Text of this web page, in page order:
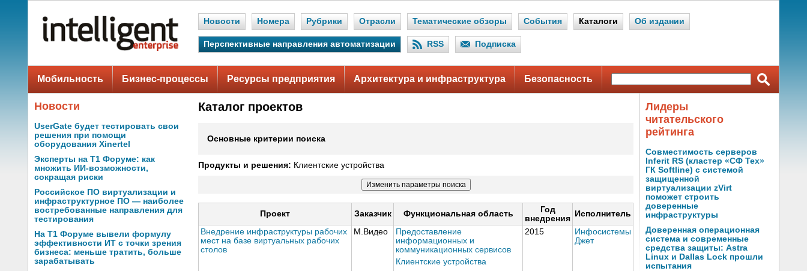
Новости Номера Рубрики Отрасли Тематические обзоры События Каталоги Об издании
Перспективные направления автоматизации RSS Подписка
Мобильность Бизнес-процессы Ресурсы предприятия Архитектура и инфраструктура Безопасность
Новости
UserGate будет тестировать свои
решения при помощи
оборудования Xinertel
Эксперты на Т1 Форуме: как
множить ИИ-возможности,
сокращая риски
Российское ПО виртуализации и
инфраструктурное ПО — наиболее
востребованные направления для
тестирования
На Т1 Форуме вывели формулу
эффективности ИТ с точки зрения
бизнеса: меньше тратить, больше
зарабатывать
Каталог проектов
Основные критерии поиска
Продукты и решения: Клиентские устройства
Проект Заказчик Функциональная область
Год
внедрения
Исполнитель
Внедрение инфраструктуры рабочих
мест на базе виртуальных рабочих
столов
М.Видео
Предоставление
информационных и
коммуникационных сервисов
Клиентские устройства
2015
Инфосистемы
Джет
Лидеры
читательского
рейтинга
Совместимость серверов
Inferit RS (кластер «СФ Тех»
ГК Softline) с системой
защищенной
виртуализации zVirt
поможет строить
доверенные
инфраструктуры
Доверенная операционная
система и современные
средства защиты: Astra
Linux и Dallas Lock прошли
испытания